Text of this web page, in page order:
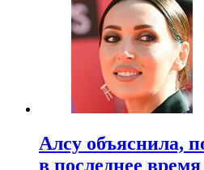
Алсу объяснила,
в последнее